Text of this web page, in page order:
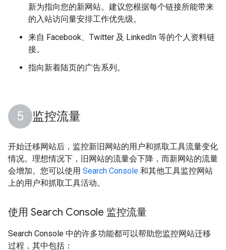
新为指向您的新网站。建议您根据每个链接所能带来
的入站访问量安排工作优先级。
来自 Facebook、Twitter 及 LinkedIn 等的个人资料链
接。
指向新着陆页的广告系列。
监控流量
开始迁移网站后，监控新旧网站的用户和抓取工具流量变化
情况。理想情况下，旧网站的流量会下降，而新网站的流量
会增加。您可以使用 Search Console 和其他工具监控网站
上的用户和抓取工具活动。
使用 Search Console 监控流量
Search Console 中的许多功能都可以帮助您监控网站迁移
过程，其中包括：